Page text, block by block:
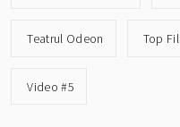
Teatrul Odeon Top
Video #5